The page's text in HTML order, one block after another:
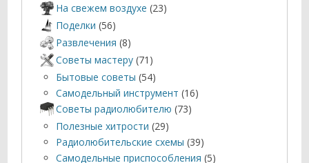
На свежем воздухе (23)
Поделки (56)
Развлечения (8)
Советы мастеру (71)
Бытовые советы (54)
Самодельный инструмент (16)
Советы радиолюбителю (73)
Полезные хитрости (29)
Радиолюбительские схемы (39)
Самодельные приспособления (5)